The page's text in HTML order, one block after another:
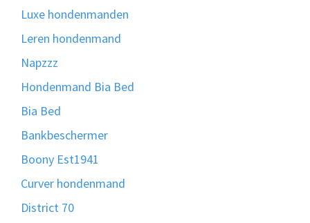
Luxe hondenmanden
Leren hondenmand
Napzzz
Hondenmand Bia Bed
Bia Bed
Bankbeschermer
Boony Est1941
Curver hondenmand
District 70